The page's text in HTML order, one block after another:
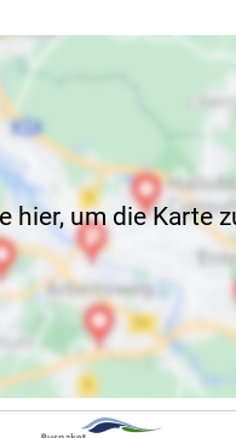
hier, um die Karte